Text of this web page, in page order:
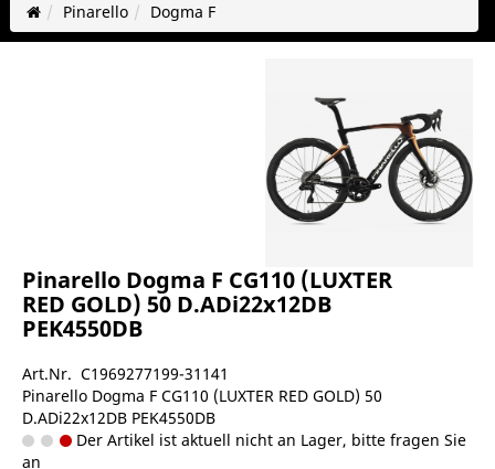
Pinarello Dogma F
Pinarello Dogma F CG110 (LUXTER
RED GOLD) 50 D.ADi22x12DB
PEK4550DB
Art.Nr. C1969277199-31141
Pinarello Dogma F CG110 (LUXTER RED GOLD) 50
D.ADi22x12DB PEK4550DB
Der Artikel ist aktuell nicht an Lager, bitte fragen Sie
an